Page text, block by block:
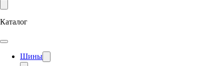
Каталог
Шины